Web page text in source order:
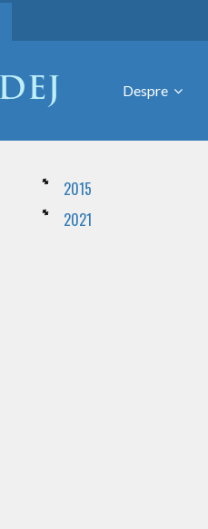
Despre
2015
2021